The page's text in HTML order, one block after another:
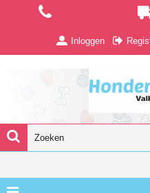
Inloggen